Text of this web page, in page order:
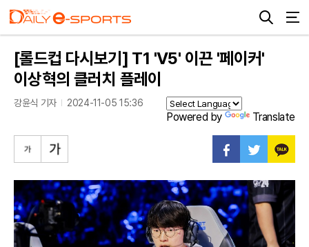
[롤드컵 다시보기] T1 'V5' 이끈 '페이커'
이상혁의 클러치 플레이
강윤식 기자 2024-11-05 15:36
Powered by Translate